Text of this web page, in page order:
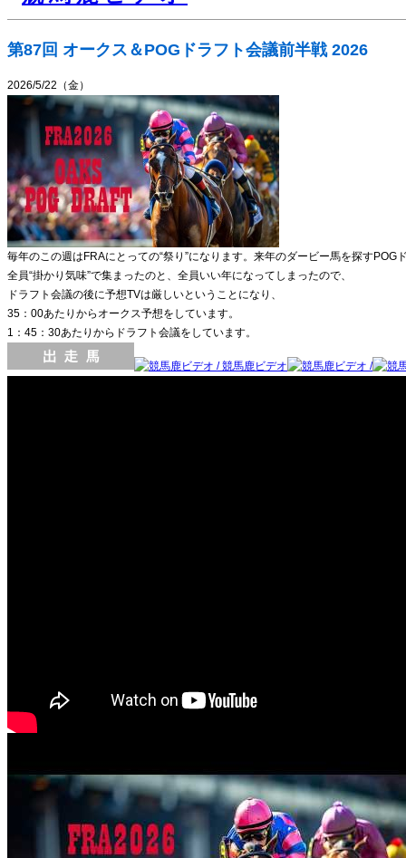
第87回 オークス＆POGドラフト会議前半戦 2026
2026/5/22（金）
毎年のこの週はFRAにとっての“祭り”になります。来年のダービー馬を探すPOG
全員“掛かり気味”で集まったのと、全員いい年になってしまったので、
ドラフト会議の後に予想TVは厳しいということになり、
35：00あたりからオークス予想をしています。
1：45：30あたりからドラフト会議をしています。